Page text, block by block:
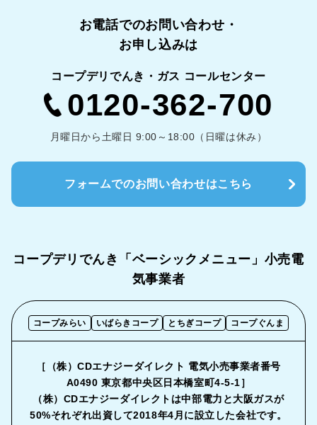
お電話でのお問い合わせ・
お申し込みは
コープデリでんき・ガス コールセンター
0120-362-700
月曜日から土曜日 9:00～18:00（日曜は休み）
フォームでのお問い合わせはこちら
コープデリでんき「ベーシックメニュー」 小売電
気事業者
コープみらい いばらきコープ とちぎコープ コープぐんま
［（株）CDエナジーダイレクト 電気小売事業者番号
A0490 東京都中央区日本橋室町4-5-1］
（株）CDエナジーダイレクトは中部電力と大阪ガスが
50%それぞれ出資して2018年4月に設立した会社です。